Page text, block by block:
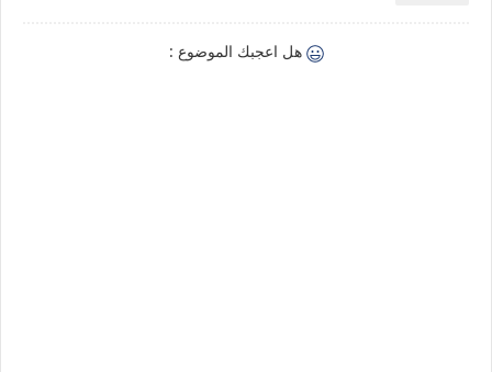
هل اعجبك الموضوع :